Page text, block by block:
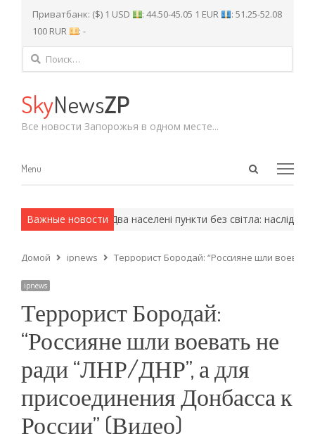
Приватбанк: ($) 1 USD : 44.50-45.05 1 EUR
: 51.25-52.08
100 RUR
: -
Найти:
SkyNewsZP
Все новости Запорожья в одном месте...
Open
Menu
Menu
Важные новости
методы. Два населені пункти без світла: наслідки
Домой ipnews Террорист Бородай: “Россияне шли
ipnews
Террорист Бородай:
“Россияне шли воевать не
ради “ЛНР/ДНР”, а для
присоединения Донбасса к
России” (Видео)